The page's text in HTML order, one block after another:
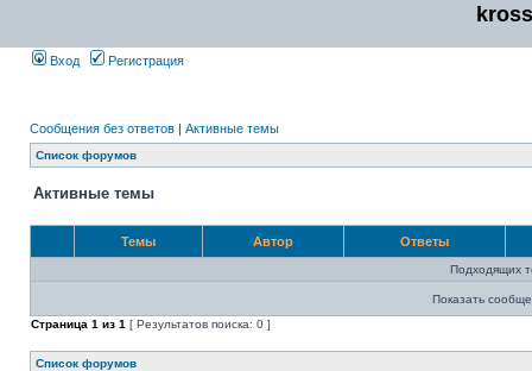
Вход Регистрация
Сообщения без ответов | Активные темы
Список форумов
Активные темы
Темы Автор Ответы
Подходящих
Показать
Страница 1 из 1 [ Результатов поиска: 0 ]
Список форумов